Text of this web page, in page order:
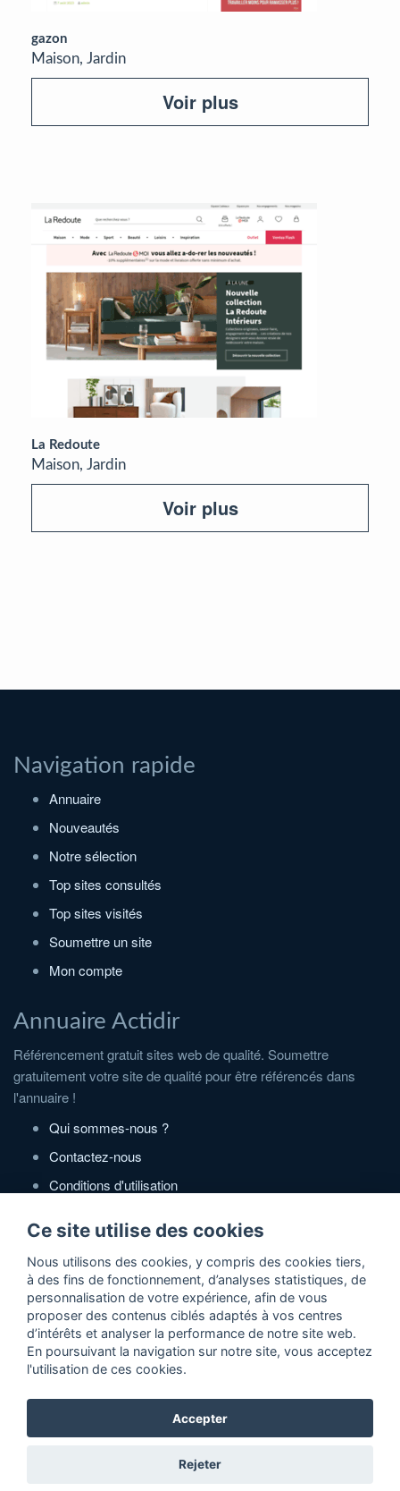
gazon
Maison, Jardin
Voir plus
La Redoute
Maison, Jardin
Voir plus
Navigation rapide
Annuaire
Nouveautés
Notre sélection
Top sites consultés
Top sites visités
Soumettre un site
Mon compte
Annuaire Actidir
Référencement gratuit sites web de qualité. Soumettre
gratuitement votre site de qualité pour être référencés dans
l'annuaire !
Qui sommes-nous ?
Contactez-nous
Conditions d'utilisation
Partenaires
Zone Annonces Gratuites
Locations vacances entre particuliers
Ruedesvacances
2026 ©Actidir - Annuaire gratuit de sites web de qualité
Ce site utilise des cookies
Nous utilisons des cookies, y compris des cookies tiers,
à des fins de fonctionnement, d’analyses statistiques, de
personnalisation de votre expérience, afin de vous
proposer des contenus ciblés adaptés à vos centres
d’intérêts et analyser la performance de notre site web.
En poursuivant la navigation sur notre site, vous acceptez
l'utilisation de ces cookies.
Accepter
Rejeter